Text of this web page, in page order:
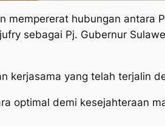
mempererat hubungan antara
sebagai Pj. Gubernur
kerjasama yang telah terjalin
optimal demi kesejahteraan